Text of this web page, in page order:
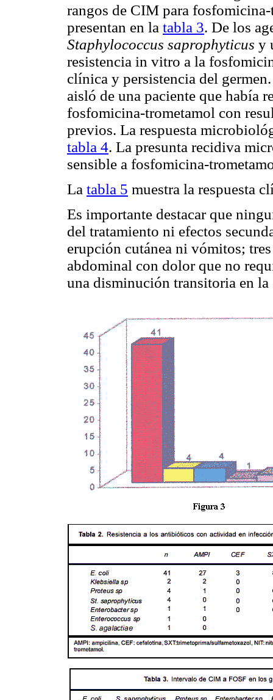
rangos de CIM para
presentan en la tabla 3. De los
Staphylococcus saprophyticus y
resistencia in vitro a la
clínica y persistencia del
aisló de una paciente que había
fosfomicina-trometamol con
previos. La respuesta
tabla 4. La presunta recidiva
sensible a fosfomicina-
La tabla 5 muestra la respuesta
Es importante destacar que
del tratamiento ni efectos
erupción cutánea ni vómitos;
abdominal con dolor que no
una disminución transitoria en la